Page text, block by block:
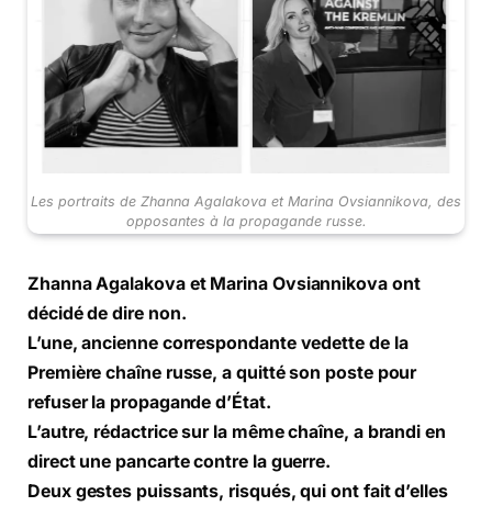
Les portraits de Zhanna Agalakova et Marina Ovsiannikova, des
opposantes à la propagande russe.
Zhanna Agalakova et Marina Ovsiannikova ont
décidé de dire non.
L’une, ancienne correspondante vedette de la
Première chaîne russe, a quitté son poste pour
refuser la propagande d’État.
L’autre, rédactrice sur la même chaîne, a brandi en
direct une pancarte contre la guerre.
Deux gestes puissants, risqués, qui ont fait d’elles